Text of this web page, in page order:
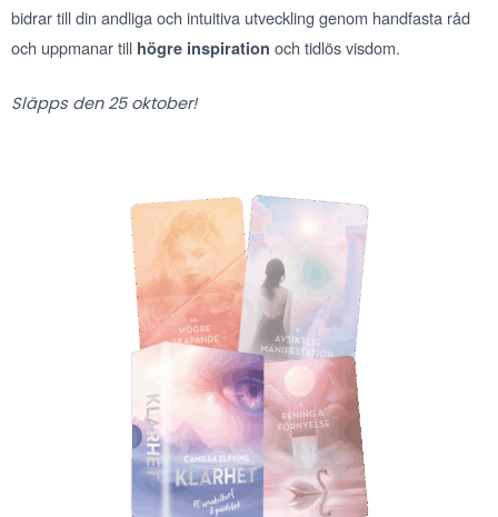
bidrar till din andliga och intuitiva utveckling genom handfasta råd
och uppmanar till högre inspiration och tidlös visdom.
Släpps den 25 oktober!